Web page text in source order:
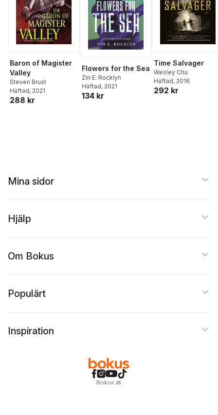
Baron of Magister
Valley
Steven Brust
Häftad, 2021
288 kr
Flowers for the Sea
Zin E. Rocklyn
Häftad, 2021
134 kr
Time Salvager
Wesley Chu
Häftad, 2016
292 kr
Mina sidor
Hjälp
Om Bokus
Populärt
Inspiration
Bokus @